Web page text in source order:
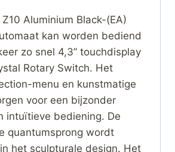
Aluminium Black-(EA)
kan worden bediend
zo snel 4,3” touchdisplay
Rotary Switch. Het
menu en kunstmatige
voor een bijzonder
intuïtieve bediening. De
quantumsprong wordt
het sculpturale design. Het